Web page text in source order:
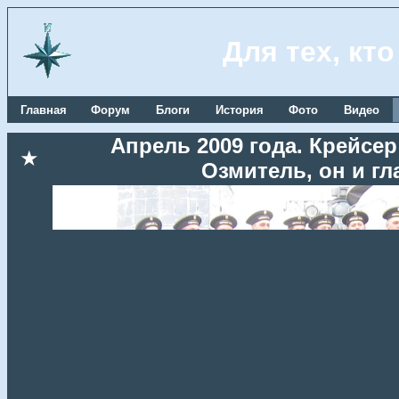
Для тех,
Главная Форум Блоги История Фото Видео
★
Апрель 2009 года.
Озмитель, он и